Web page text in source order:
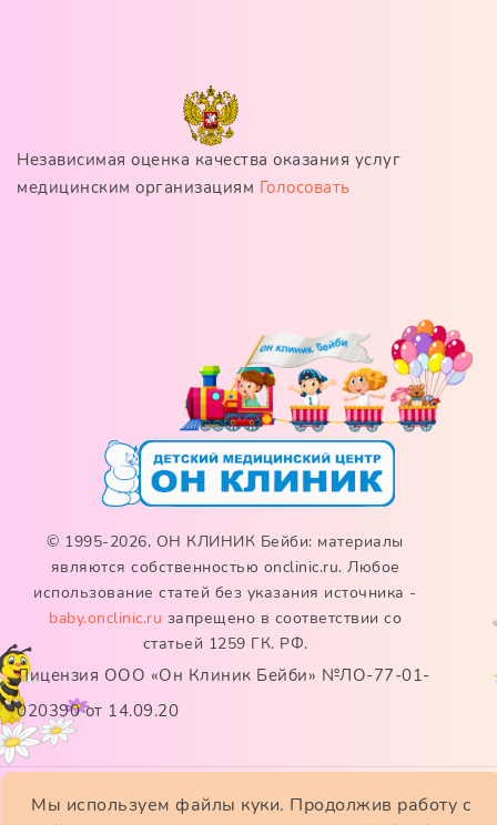
Мы используем файлы куки. Продолжив работу с
Независимая оценка качества оказания услуг
медицинским организациям Голосовать
© 1995-2026, ОН КЛИНИК Бейби: материалы
являются собственностью onclinic.ru. Любое
использование статей без указания источника -
baby.onclinic.ru запрещено в соответствии со
статьей 1259 ГК. РФ.
Лицензия ООО «Он Клиник Бейби» №ЛО-77-01-
020390 от 14.09.20
ИМЕЮТСЯ ПРОТИВОПОКАЗАНИЯ. НЕОБХОДИМО